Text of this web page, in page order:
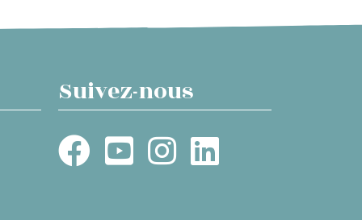
Suivez-nous